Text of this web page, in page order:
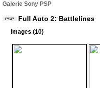
Galerie Sony PSP
Full Auto 2: Battlelines
Images (10)